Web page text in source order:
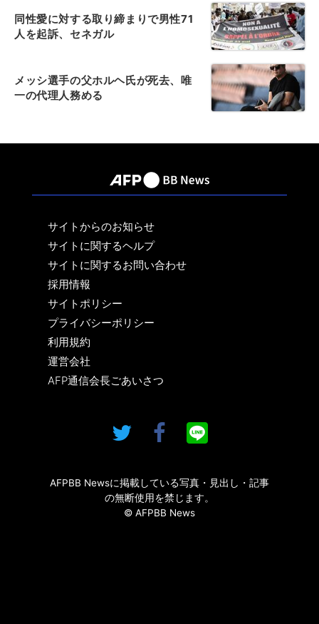
同性愛に対する取り締まりで男性71
人を起訴、セネガル
メッシ選手の父ホルヘ氏が死去、唯
一の代理人務める
サイトからのお知らせ
サイトに関するヘルプ
サイトに関するお問い合わせ
採用情報
サイトポリシー
プライバシーポリシー
利用規約
運営会社
AFP通信会長ごあいさつ
AFPBB Newsに掲載している写真・見出し・記事
の無断使用を禁じます。
© AFPBB News